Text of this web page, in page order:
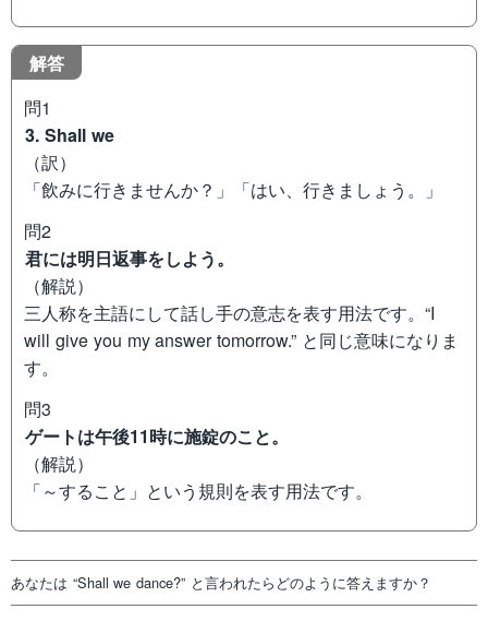
解答
問1
3. Shall we
（訳）
「飲みに行きませんか？」「はい、行きましょう。」
問2
君には明日返事をしよう。
（解説）
三人称を主語にして話し手の意志を表す用法です。“I
will give you my answer tomorrow.” と同じ意味になりま
す。
問3
ゲートは午後11時に施錠のこと。
（解説）
「～すること」という規則を表す用法です。
あなたは “Shall we dance?” と言われたらどのように答えますか？